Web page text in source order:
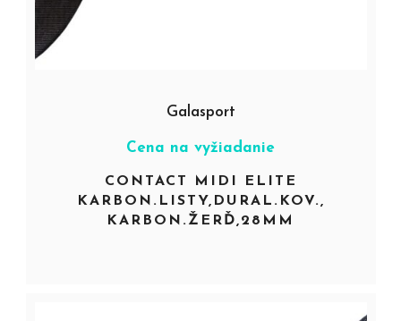
Galasport
Cena na vyžiadanie
CONTACT MIDI ELITE
KARBON.LISTY,DURAL.KOV.,
KARBON.ŽERĎ,28MM